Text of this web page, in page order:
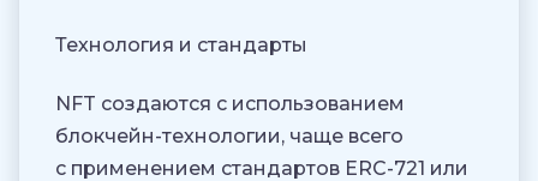
Технология и стандарты
NFT создаются с использованием
блокчейн-технологии, чаще всего
с применением стандартов ERC-721 или